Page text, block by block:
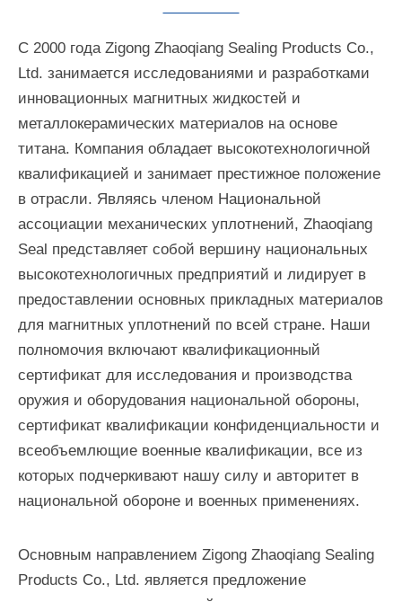
С 2000 года Zigong Zhaoqiang Sealing Products Co.,
Ltd. занимается исследованиями и разработками
инновационных магнитных жидкостей и
металлокерамических материалов на основе
титана. Компания обладает высокотехнологичной
квалификацией и занимает престижное положение
в отрасли. Являясь членом Национальной
ассоциации механических уплотнений, Zhaoqiang
Seal представляет собой вершину национальных
высокотехнологичных предприятий и лидирует в
предоставлении основных прикладных материалов
для магнитных уплотнений по всей стране. Наши
полномочия включают квалификационный
сертификат для исследования и производства
оружия и оборудования национальной обороны,
сертификат квалификации конфиденциальности и
всеобъемлющие военные квалификации, все из
которых подчеркивают нашу силу и авторитет в
национальной обороне и военных применениях.
Основным направлением Zigong Zhaoqiang Sealing
Products Co., Ltd. является предложение